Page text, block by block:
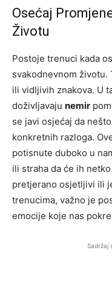
Osećaj
Životu
Postoje trenuci kada
svakodnevnom životu.
ili vidljivih znakova. U
doživljavaju nemir
se javi osjećaj da
konkretnih razloga.
potisnute duboko u
ili straha da će ih
pretjerano osjetljivi ili
trenucima, važno je
emocije koje nas
Sadržaj